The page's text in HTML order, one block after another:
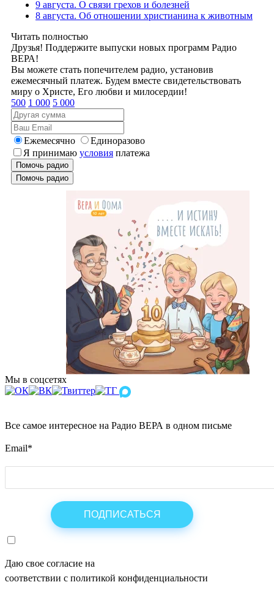
9 августа. О связи грехов и болезней
8 августа. Об отношении христианина к животным
Читать полностью
Друзья! Поддержите выпуски новых программ Радио
ВЕРА!
Вы можете стать попечителем радио, установив
ежемесячный платеж. Будем вместе свидетельствовать
миру о Христе, Его любви и милосердии!
500 1 000 5 000
Ежемесячно
Единоразово
Я принимаю условия платежа
Помочь радио
Помочь радио
Мы в соцсетях
Все самое интересное на Радио ВЕРА в одном письме
Email*
Даю свое согласие на
соответствии с политикой конфиденциальности